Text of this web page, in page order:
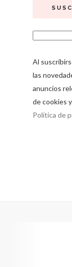
Al
las
anuncios
de cookies
Política de